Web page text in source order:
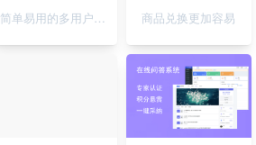
简单易用的多用户文章投稿系统
商品兑换更加容易